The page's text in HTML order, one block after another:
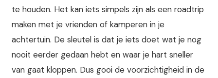
te houden. Het kan iets simpels zijn als een roadtrip
maken met je vrienden of kamperen in je
achtertuin. De sleutel is dat je iets doet wat je nog
nooit eerder gedaan hebt en waar je hart sneller
van gaat kloppen. Dus gooi de voorzichtigheid in de